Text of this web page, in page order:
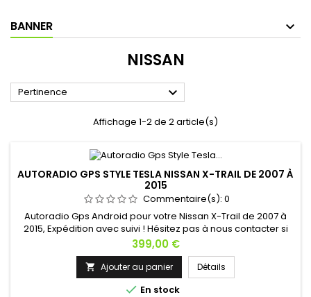
BANNER
NISSAN
Pertinence 
Affichage 1-2 de 2 article(s)
AUTORADIO GPS STYLE TESLA NISSAN X-TRAIL DE 2007 À
2015
Commentaire(s): 0
Autoradio Gps Android pour votre Nissan X-Trail de 2007 à
2015, Expédition avec suivi ! Hésitez pas à nous contacter si
vous avez une question !
Prix
399,00 €
 Ajouter au panier Détails
 En stock